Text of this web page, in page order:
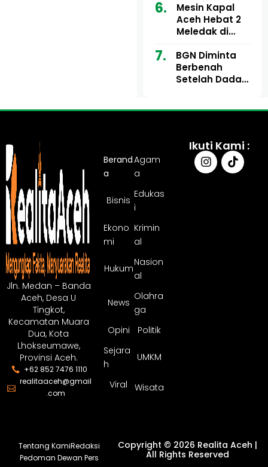
Anggaran
Aceh Utara
Tahun 2024,
Pengembalian
Sepenuhnya
Tuntas
Mesin Kapal
Aceh Hebat 2
Meledak di
Ulee Lheue, 14
Orang Derita
Luka Bakar
BGN Diminta
Berbenah
Setelah Dadan
Jln. Medan – Banda
Aceh, Desa U
Tingkot,
Kecamatan Muara
Dua, Kota
Lhokseumawe,
Provinsi Aceh.
+62 852 7476 1110
realitaaceh@gmail
.com
Berand
a
Agam
a
Bisnis
Edukas
i
Ekono
mi
Krimin
al
Hukum
Nasion
al
News
Olahra
ga
Opini
Politik
Sejara
h
UMKM
Viral Wisata
Ikuti Kami :
Tentang KamiRedaksi
Pedoman Dewan Pers
Copyright © 2026 Realita Aceh |
All Rights Reserved